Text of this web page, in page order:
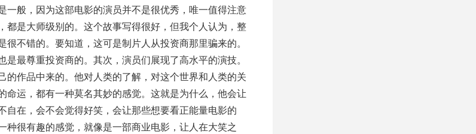
一般，因为这部电影的演员并不是很优秀，唯一值得注意
都是大师级别的。这个故事写得很好，但我个人认为，整
不错的。要知道，这可是制片人从投资商那里骗来的。
最尊重投资商的。其次，演员们展现了高水平的演技。
作品中来的。他对人类的了解，对这个世界和人类的关
命运，都有一种莫名其妙的感觉。这就是为什么，他会让
在，会不会觉得好笑，会让那些想要看正能量电影的
种很有趣的感觉，就像是一部商业电影，让人在大笑之